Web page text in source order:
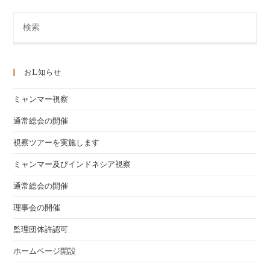
央
会
の
３
面
談
おl知らせ
ミャンマー視察
通常総会の開催
視察ツアーを実施します
ミャンマー及びインドネシア視察
通常総会の開催
理事会の開催
監理団体許認可
ホームページ開設